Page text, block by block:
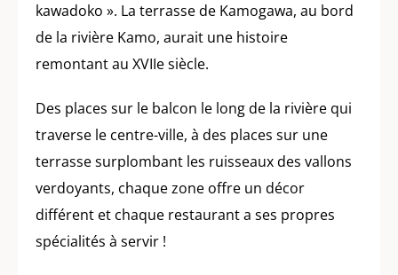
kawadoko ». La terrasse de Kamogawa, au bord
de la rivière Kamo, aurait une histoire
remontant au XVIIe siècle.
Des places sur le balcon le long de la rivière qui
traverse le centre-ville, à des places sur une
terrasse surplombant les ruisseaux des vallons
verdoyants, chaque zone offre un décor
différent et chaque restaurant a ses propres
spécialités à servir !